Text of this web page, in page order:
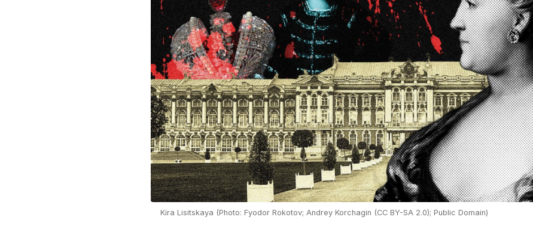
Kira Lisitskaya (Photo: Fyodor Rokotov; Andrey Korchagin (CC BY-SA 2.0); Public Domain)